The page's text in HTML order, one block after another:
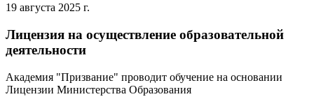
19 августа 2025 г.
Лицензия на осуществление образовательной
деятельности
Академия "Призвание" проводит обучение на основании
Лицензии Министерства Образования